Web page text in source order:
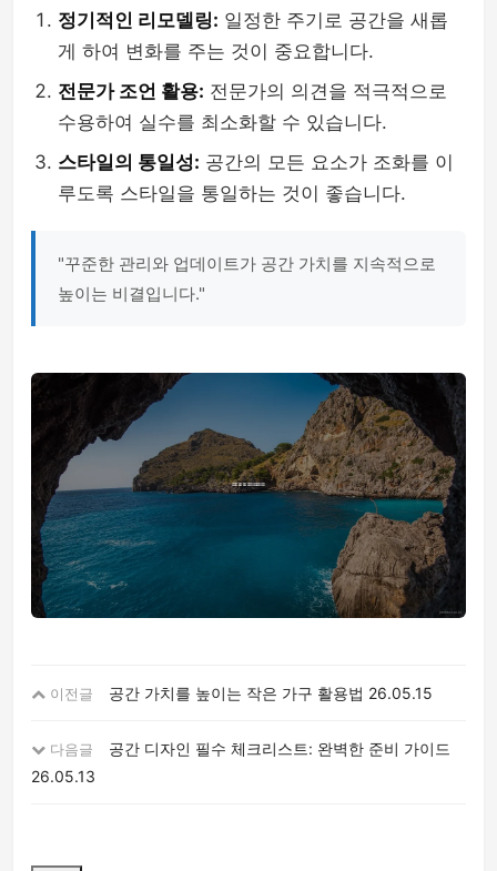
정기적인 리모델링: 일정한 주기로 공간을 새롭
게 하여 변화를 주는 것이 중요합니다.
전문가 조언 활용: 전문가의 의견을 적극적으로
수용하여 실수를 최소화할 수 있습니다.
스타일의 통일성: 공간의 모든 요소가 조화를 이
루도록 스타일을 통일하는 것이 좋습니다.
"꾸준한 관리와 업데이트가 공간 가치를 지속적으로
높이는 비결입니다."
이전글 공간 가치를 높이는 작은 가구 활용법 26.05.15
다음글
공간 디자인 필수 체크리스트: 완벽한 준비 가이드
26.05.13